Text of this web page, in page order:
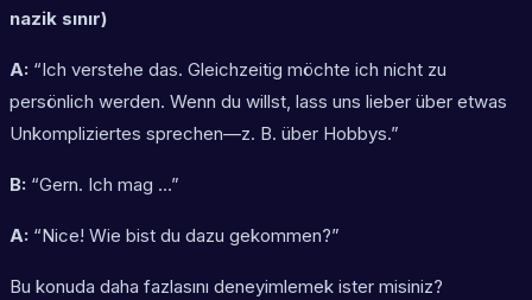
nazik sınır)
A: “Ich verstehe das. Gleichzeitig möchte ich nicht zu
persönlich werden. Wenn du willst, lass uns lieber über etwas
Unkompliziertes sprechen—z. B. über Hobbys.”
B: “Gern. Ich mag …”
A: “Nice! Wie bist du dazu gekommen?”
Bu konuda daha fazlasını deneyimlemek ister misiniz?